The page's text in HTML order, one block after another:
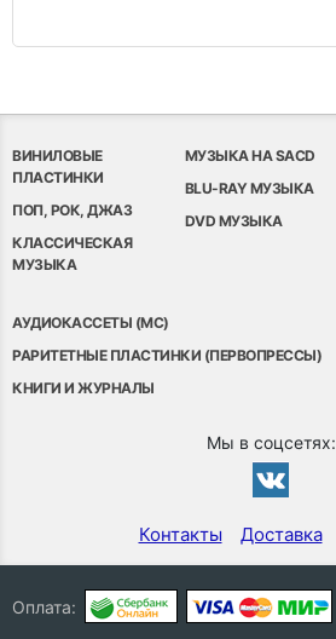
ВИНИЛОВЫЕ
ПЛАСТИНКИ
ПОП, РОК, ДЖАЗ
КЛАССИЧЕСКАЯ
МУЗЫКА
МУЗЫКА НА SACD
BLU-RAY МУЗЫКА
DVD МУЗЫКА
АУДИОКАССЕТЫ (MC)
РАРИТЕТНЫЕ ПЛАСТИНКИ (ПЕРВОПРЕССЫ)
КНИГИ И ЖУРНАЛЫ
Мы в соцсетях:
Контакты Доставка
Оплата: